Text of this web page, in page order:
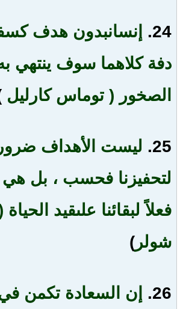
24. إنسانبدون هدف
دفة كلاهما سوف ينتهي
الصخور ( توماس كارليل
25.
ليست الأهداف
لتحفيزنا فحسب ، بل
فعلاً لبقائنا علىقيد
شولر )
26. إن السعادة تكمن